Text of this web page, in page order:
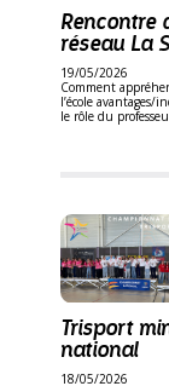
Rencontre
réseau La
19/05/2026
Comment
l’école
le rôle du
Trisport
national
18/05/2026